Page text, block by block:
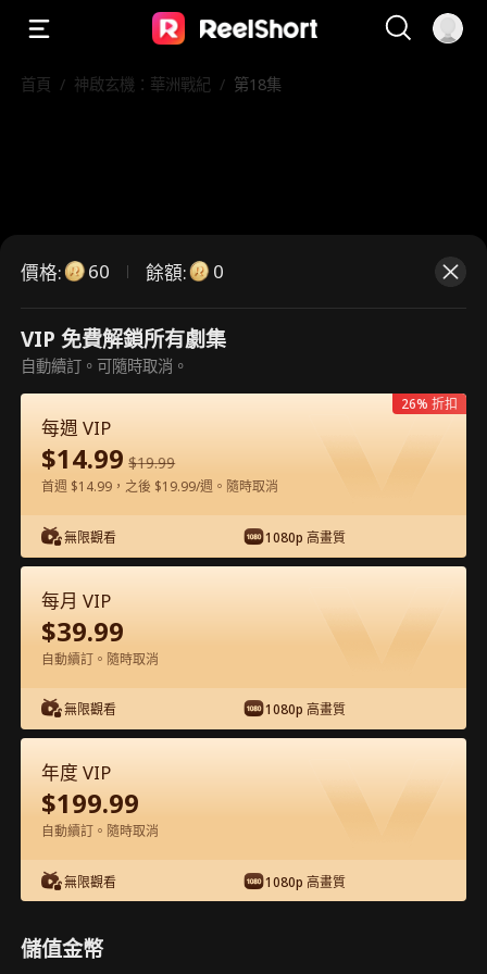
首頁 / 神啟玄機：華洲戰紀 / 第18集
這是付費劇集。請解鎖後觀看。
在APP內免費看
第18集 - 神啟玄機：華洲戰紀 完整影片
1-50 51-62
18 21
價格: 60 餘額: 0
VIP 免費解鎖所有劇集
自動續訂。可隨時取消。
每週 VIP
$14.99 $19.99
首週 $14.99，之後 $19.99/週。隨時取消
無限觀看 1080p 高畫質
26% 折扣
每月 VIP
$39.99
自動續訂。隨時取消
無限觀看 1080p 高畫質
年度 VIP
$199.99
自動續訂。隨時取消
無限觀看 1080p 高畫質
儲值金幣